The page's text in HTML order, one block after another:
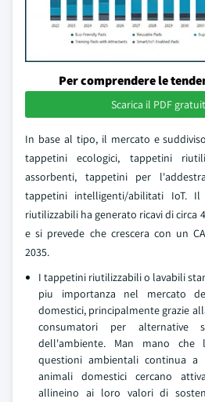
Per comprendere le
Scarica il PDF
In base al tipo, il mercato e
tappetini ecologici, tappetini
assorbenti, tappetini per
tappetini intelligenti/abilitati IoT.
riutilizzabili ha generato ricavi di circa
e si prevede che crescera con un
2035.
I tappetini riutilizzabili o lavabili
piu importanza nel mercato
domestici, principalmente grazie
consumatori per alternative
dell'ambiente. Man mano che
questioni ambientali continua a
animali domestici cercano
allineino ai loro valori di